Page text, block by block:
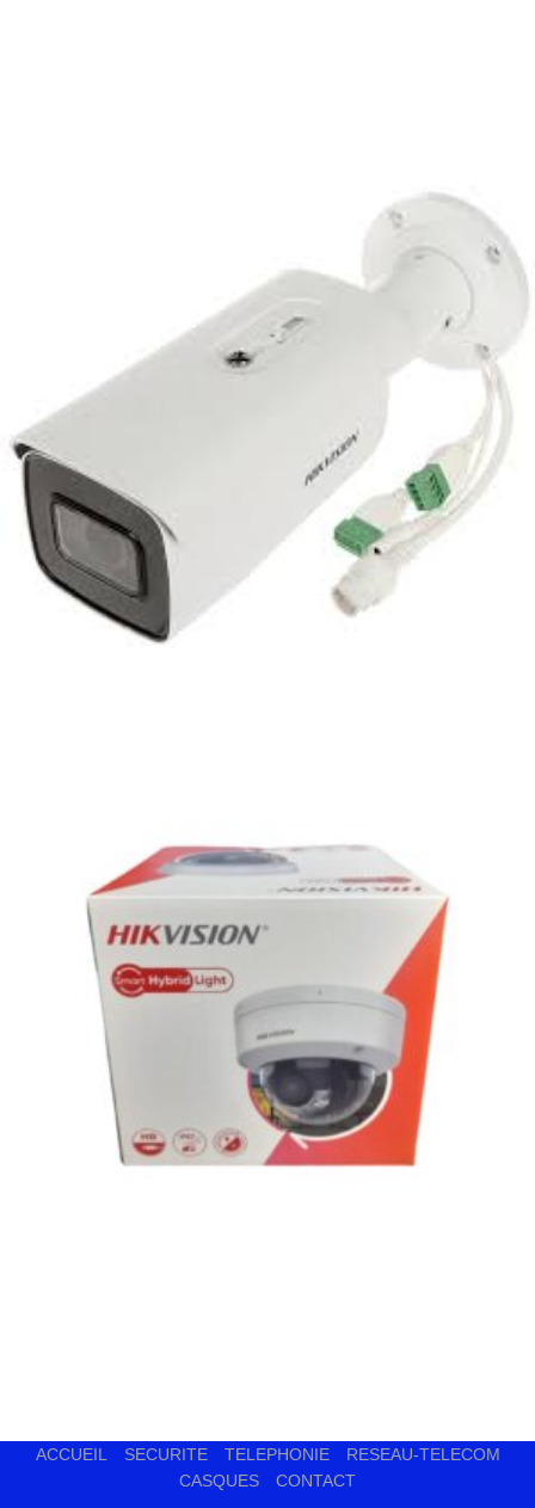
ACCUEIL SECURITE TELEPHONIE
RESEAU-TELECOM
CASQUES
CONTACT